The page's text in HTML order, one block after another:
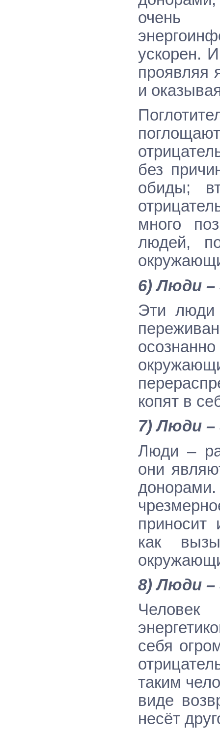
очень
ускорен.
проявляя
и
без
обиды;
много
людей,
6) Люди –
Эти люди
копят в
7) Люди –
Люди –
они
приносит
как
8) Люди –
Человек
себя
таким
виде
несёт